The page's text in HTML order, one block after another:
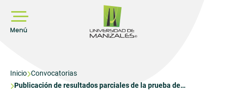
contenido
principal
Menú
Sobrescribir
enlaces
Inicio Convocatorias
Publicación de resultados parciales de la prueba de